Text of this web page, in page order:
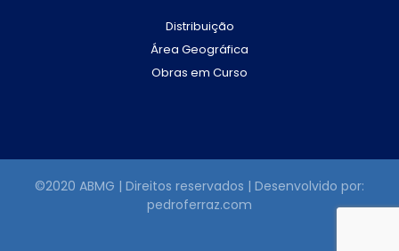
Distribuição
Área Geográfica
Obras em Curso
©2020 ABMG | Direitos reservados | Desenvolvido por:
pedroferraz.com